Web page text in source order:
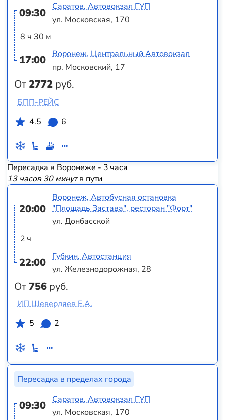
09:30
8 ч 30 м
17:00
От2772 руб.
Саратов, Автовокзал ГУП
ул. Московская, 170
Воронеж, Центральный Автовокзал
пр. Московский, 17
БПП-РЕЙС
4.5
6
Пересадка в Воронеже - 3 часа
13 часов 30 минутв пути
20:00
2 ч
22:00
От756 руб.
Воронеж, Автобусная остановка
"Площадь Застава", ресторан "Форт"
ул. Донбасской
Губкин, Автостанция
ул. Железнодорожная, 28
ИП Шевердяев Е.А.
5
2
Пересадка в пределах города
09:30
Саратов, Автовокзал ГУП
ул. Московская, 170